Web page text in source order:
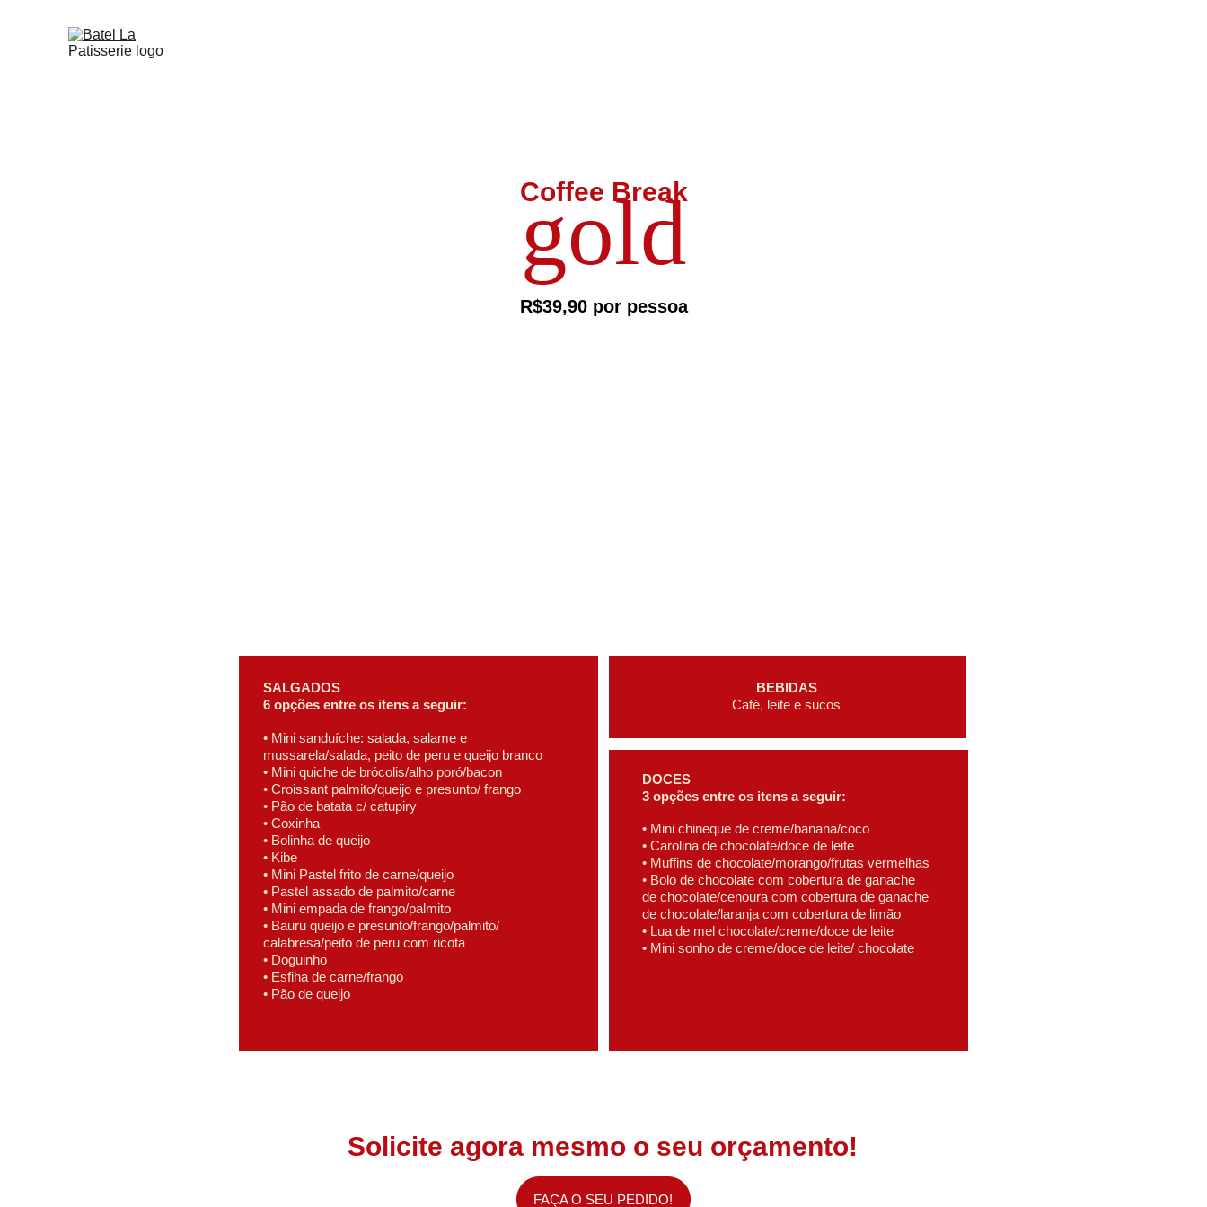
Coffee Break
gold
R$39,90 por pessoa
• Mini sanduíche: salada, salame e
mussarela/salada, peito de peru e queijo branco
• Mini quiche de brócolis/alho poró/bacon
• Croissant palmito/queijo e presunto/ frango
• Pão de batata c/ catupiry
• Coxinha
• Bolinha de queijo
• Kibe
• Mini Pastel frito de carne/queijo
• Pastel assado de palmito/carne
• Mini empada de frango/palmito
• Bauru queijo e presunto/frango/palmito/
calabresa/peito de peru com ricota
• Doguinho
• Esfiha de carne/frango
• Pão de queijo
SALGADOS
6 opções entre os itens a seguir:
DOCES
3 opções entre os itens a seguir:
• Mini chineque de creme/banana/coco
• Carolina de chocolate/doce de leite
• Muffins de chocolate/morango/frutas vermelhas
• Bolo de chocolate com cobertura de ganache
de chocolate/cenoura com cobertura de ganache
de chocolate/laranja com cobertura de limão
• Lua de mel chocolate/creme/doce de leite
• Mini sonho de creme/doce de leite/ chocolate
BEBIDAS
Café, leite e sucos
Solicite agora mesmo o seu orçamento!
FAÇA O SEU PEDIDO!